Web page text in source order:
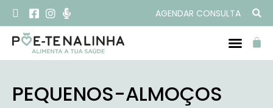
AGENDAR CONSULTA
PEQUENOS-ALMOÇOS